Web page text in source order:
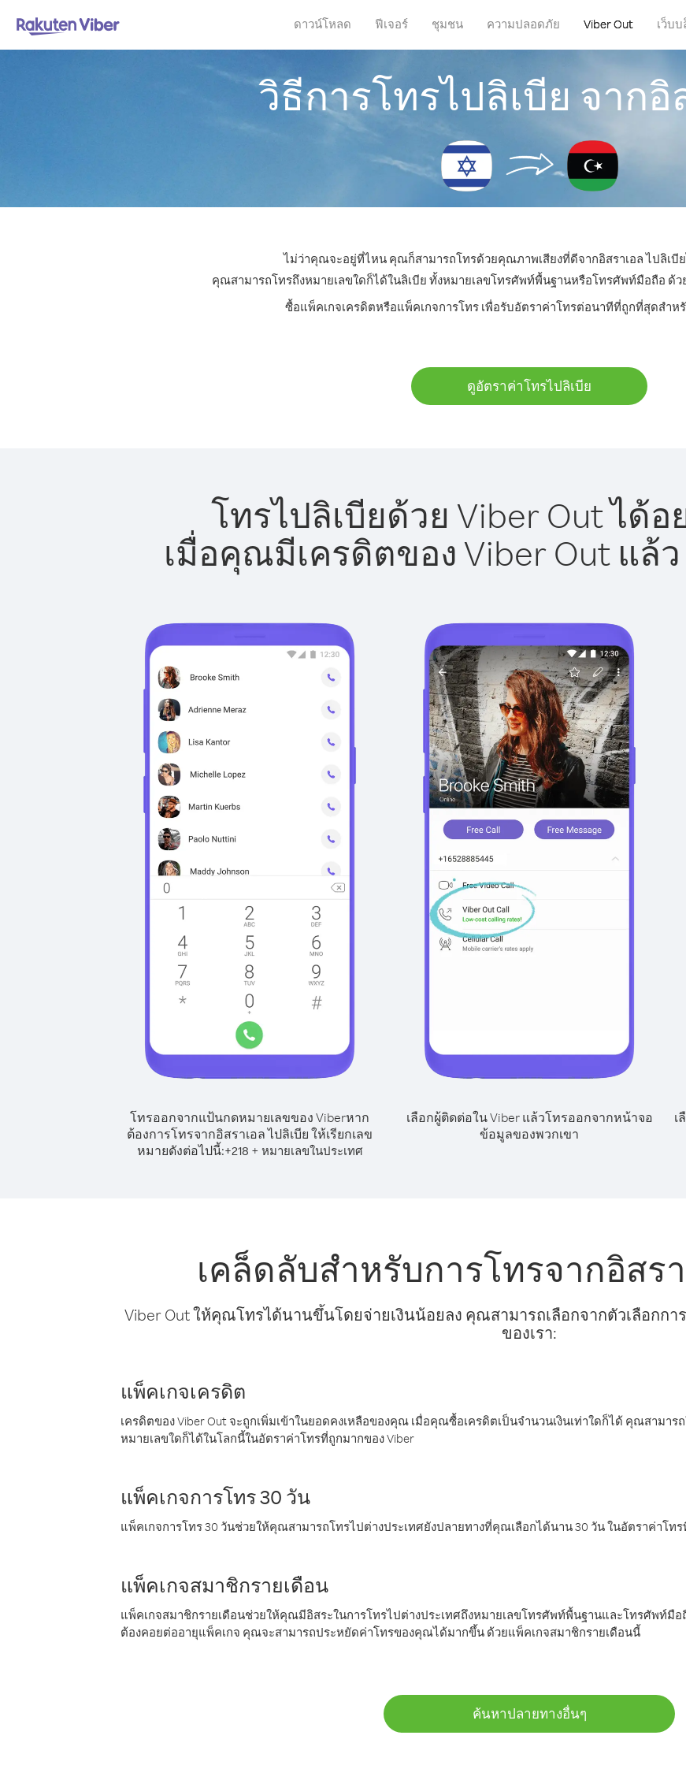
ดาวน์โหลด ฟีเจอร์ ชุมชน ความปลอดภัย Viber Out เว็บ
วิธีการโทรไปลิเบีย จากอิ
ไม่ว่าคุณจะอยู่ที่ไหน คุณก็สามารถโทรด้วยคุณภาพเสียงที่ดีจากอิสราเอล ไปลิเบีย
คุณสามารถโทรถึงหมายเลขใดก็ได้ในลิเบีย ทั้งหมายเลขโทรศัพท์พื้นฐานหรือโทรศัพท์มือถือ ด้ว
ซื้อแพ็คเกจเครดิตหรือแพ็คเกจการโทร เพื่อรับอัตราค่าโทรต่อนาทีที่ถูกที่สุดสำห
ดูอัตราค่าโทรไปลิเบีย
โทรไปลิเบียด้วย Viber Out ได้อ
เมื่อคุณมีเครดิตของ Viber Out แล้
โทรออกจากแป้นกดหมายเลขของ Viberหาก
ต้องการโทรจากอิสราเอล ไปลิเบีย ให้เรียกเลข
หมายดังต่อไปนี้:+218 + หมายเลขในประเทศ
เลือกผู้ติดต่อใน Viber แล้วโทรออกจากหน้าจอ
ข้อมูลของพวกเขา
เ
เคล็ดลับสำหรับการโทรจากอิสรา
Viber Out ให้คุณโทรได้นานขึ้นโดยจ่ายเงินน้อยลง คุณสามารถเลือกจากตัวเลือกก
ของเรา:
แพ็คเกจเครดิต
เครดิตของ Viber Out จะถูกเพิ่มเข้าในยอดคงเหลือของคุณ เมื่อคุณซื้อเครดิตเป็นจำนวนเงินเท่าใดก็ได้ คุณสามา
หมายเลขใดก็ได้ในโลกนี้ในอัตราค่าโทรที่ถูกมากของ Viber
แพ็คเกจการโทร 30 วัน
แพ็คเกจการโทร 30 วันช่วยให้คุณสามารถโทรไปต่างประเทศยังปลายทางที่คุณเลือกได้นาน 30 วัน ในอัตราค่าโท
แพ็คเกจสมาชิกรายเดือน
แพ็คเกจสมาชิกรายเดือนช่วยให้คุณมีอิสระในการโทรไปต่างประเทศถึงหมายเลขโทรศัพท์พื้นฐานและโทรศัพท์มื
ต้องคอยต่ออายุแพ็คเกจ คุณจะสามารถประหยัดค่าโทรของคุณได้มากขึ้น ด้วยแพ็คเกจสมาชิกรายเดือนนี้
ค้นหาปลายทางอื่นๆ